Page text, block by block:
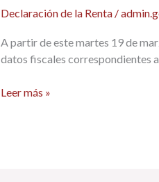
Declaración de la Renta/
A partir de este martes 19 de
datos fiscales correspondientes
Leer más »